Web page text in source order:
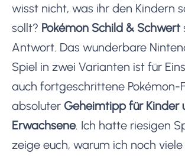
wisst nicht, was ihr den Kindern
sollt? Pokémon Schild & Schwert
Antwort. Das wunderbare
Spiel in zwei Varianten ist für
auch fortgeschrittene Pokémon-
absoluter Geheimtipp für Kinder
Erwachsene. Ich hatte riesigen
zeige euch, warum ich noch